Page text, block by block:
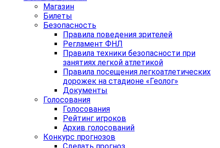
Магазин
Билеты
Безопасность
Правила поведения зрителей
Регламент ФНЛ
Правила техники безопасности при
занятиях легкой атлетикой
Правила посещения легкоатлетических
дорожек на стадионе «Геолог»
Документы
Голосования
Голосования
Рейтинг игроков
Архив голосований
Конкурс прогнозов